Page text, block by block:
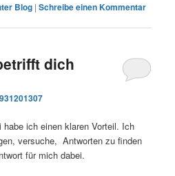
Blog |Schreibe einen Kommentar
dich
ich einen klaren Vorteil. Ich
versuche, Antworten zu finden
für mich dabei.